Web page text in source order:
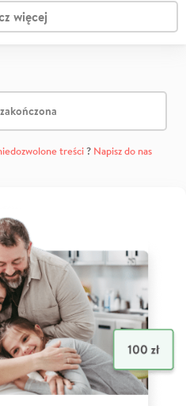
więcej
treści? Napisz do nas